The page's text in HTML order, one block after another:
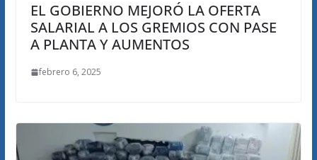
EL GOBIERNO MEJORÓ LA OFERTA
SALARIAL A LOS GREMIOS CON PASE
A PLANTA Y AUMENTOS
febrero 6, 2025